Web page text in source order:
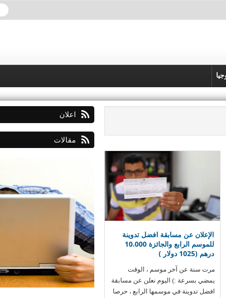
الإعلان عن مسابقة افضل تدوينة
للموسم الرابع والجائزة 10.000
درهم (1025 دولار )
مرت سنة عن آخر موسم ، الوقت
يمضي بسرعة :) اليوم نعلن عن مسابقة
افضل تدوينة في موسمها الرابع ، حرصا
اعلان
مقالات